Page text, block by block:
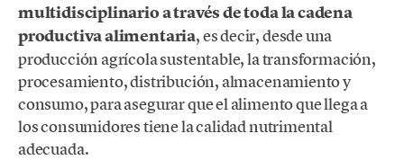
multidisciplinario a través de toda la cadena
productiva alimentaria, es decir, desde una
producción agrícola sustentable, la transformación,
procesamiento, distribución, almacenamiento y
consumo, para asegurar que el alimento que llega a
los consumidores tiene la calidad nutrimental
adecuada.